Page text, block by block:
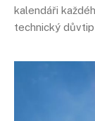
kalendáři
technický